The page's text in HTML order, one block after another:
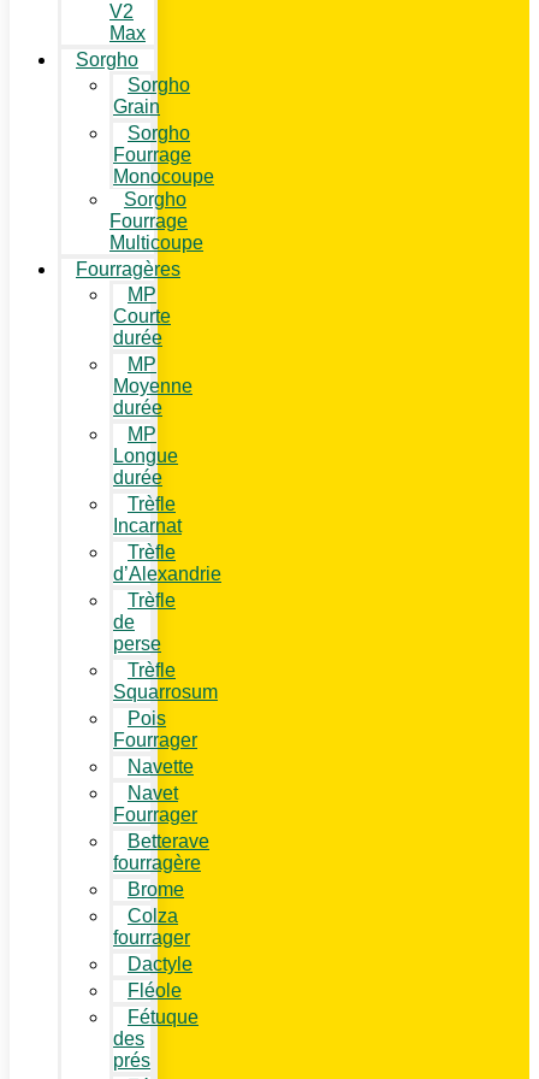
V2
Max
Sorgho
Sorgho
Grain
Sorgho
Fourrage
Monocoupe
Sorgho
Fourrage
Multicoupe
Fourragères
MP
Courte
durée
MP
Moyenne
durée
MP
Longue
durée
Trèfle
Incarnat
Trèfle
d’Alexandrie
Trèfle
de
perse
Trèfle
Squarrosum
Pois
Fourrager
Navette
Navet
Fourrager
Betterave
fourragère
Brome
Colza
fourrager
Dactyle
Fléole
Fétuque
des
prés